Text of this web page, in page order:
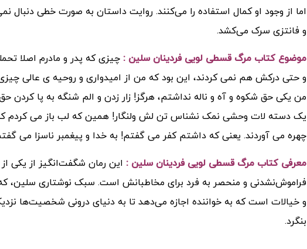
اما از وجود او کمال استفاده را می‌کنند. روایت داستان به صورت خطی دنبال
و فانتزی سرک می‌کشد.
موضوع کتاب مرگ قسطی لویی فردینان سلین : چیزی که پدر و مادرم اصلا
و حتی درکش هم نمی کردند، این بود که من از امیدواری و روحیه ی عالی
من یکی حق شکوه و آه و ناله نداشتم، هرگز! زار زدن و الم شنگه به پا کردن
یک دسته لات وحشی نمک نشناس تن لش ولنگار! همین که لب باز می کردم که
چهره می آوردند. یعنی که داشتم کفر می گفتم! به خدا و پیغمبر ناسزا می
معرفی کتاب مرگ قسطی لویی فردینان سلین : این رمان شگفت‌انگیز از یکی
فراموش‌نشدنی و منحصر به فرد برای مخاطبانش است. سبک نوشتاری سلین، که
و خیالات است که به خواننده اجازه می‌دهد تا به دنیای درونی شخصیت‌ها
بنگرد.